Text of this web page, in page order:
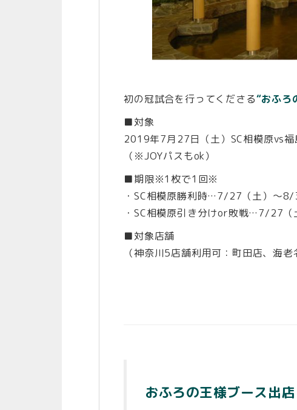
初の冠試合を行ってくださる“おふろ
■対象
2019年7月27日（土）SC相模原vs
（※JOYパスもok）
■期限※1枚で1回※
・SC相模原勝利時…7/27（土）～8/
・SC相模原引き分けor敗戦…7/27
■対象店舗
（神奈川5店舗利用可：町田店、海
おふろの王様ブース出店